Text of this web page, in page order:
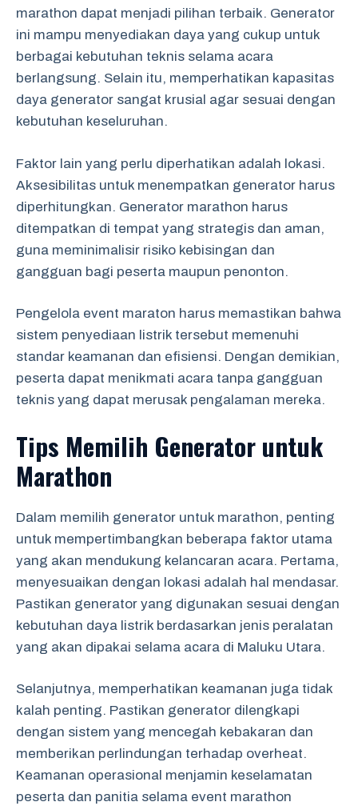
marathon dapat menjadi pilihan terbaik. Generator
ini mampu menyediakan daya yang cukup untuk
berbagai kebutuhan teknis selama acara
berlangsung. Selain itu, memperhatikan kapasitas
daya generator sangat krusial agar sesuai dengan
kebutuhan keseluruhan.
Faktor lain yang perlu diperhatikan adalah lokasi.
Aksesibilitas untuk menempatkan generator harus
diperhitungkan. Generator marathon harus
ditempatkan di tempat yang strategis dan aman,
guna meminimalisir risiko kebisingan dan
gangguan bagi peserta maupun penonton.
Pengelola event maraton harus memastikan bahwa
sistem penyediaan listrik tersebut memenuhi
standar keamanan dan efisiensi. Dengan demikian,
peserta dapat menikmati acara tanpa gangguan
teknis yang dapat merusak pengalaman mereka.
Tips Memilih Generator untuk
Marathon
Dalam memilih generator untuk marathon, penting
untuk mempertimbangkan beberapa faktor utama
yang akan mendukung kelancaran acara. Pertama,
menyesuaikan dengan lokasi adalah hal mendasar.
Pastikan generator yang digunakan sesuai dengan
kebutuhan daya listrik berdasarkan jenis peralatan
yang akan dipakai selama acara di Maluku Utara.
Selanjutnya, memperhatikan keamanan juga tidak
kalah penting. Pastikan generator dilengkapi
dengan sistem yang mencegah kebakaran dan
memberikan perlindungan terhadap overheat.
Keamanan operasional menjamin keselamatan
peserta dan panitia selama event marathon